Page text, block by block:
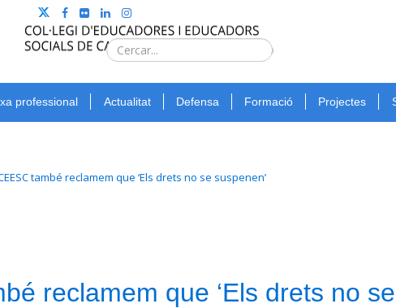
Type 2 or
for
results.
Cerca
professional Actualitat Defensa Formació Projectes
també reclamem que ‘Els drets no se suspenen’
reclamem que ‘Els drets no